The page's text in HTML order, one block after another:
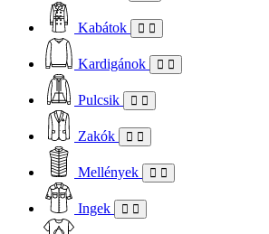
Kabátok
Kardigánok
Pulcsik
Zakók
Mellények
Ingek